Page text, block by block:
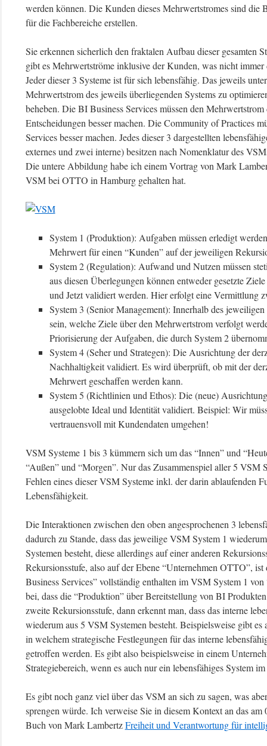
werden können. Die Kunden dieses Mehrwertstromes sind die
für die Fachbereiche erstellen.
Sie erkennen sicherlich den fraktalen Aufbau dieser gesamten
gibt es Mehrwertströme inklusive der Kunden, was nicht
Jeder dieser 3 Systeme ist für sich lebensfähig. Das jeweils
Mehrwertstrom des jeweils überliegenden Systems zu
beheben. Die BI Business Services müssen den
Entscheidungen besser machen. Die Community of Practices
Services besser machen. Jedes dieser 3 dargestellten
externes und zwei interne) besitzen nach Nomenklatur des
Die untere Abbildung habe ich einem Vortrag von Mark
VSM bei OTTO in Hamburg gehalten hat.
System 1 (Produktion): Aufgaben müssen erledigt
Mehrwert für einen “Kunden” auf der jeweiligen
System 2 (Regulation): Aufwand und Nutzen müssen
aus diesen Überlegungen können entweder gesetzte
und Jetzt validiert werden. Hier erfolgt eine Vermittlung
System 3 (Senior Management): Innerhalb des
sein, welche Ziele über den Mehrwertstrom verfolgt
Priorisierung der Aufgaben, die durch System 2
System 4 (Seher und Strategen): Die Ausrichtung der
Nachhaltigkeit validiert. Es wird überprüft, ob mit der
Mehrwert geschaffen werden kann.
System 5 (Richtlinien und Ethos): Die (neue)
ausgelobte Ideal und Identität validiert. Beispiel: Wir
vertrauensvoll mit Kundendaten umgehen!
VSM Systeme 1 bis 3 kümmern sich um das “Innen” und
“Außen” und “Morgen”. Nur das Zusammenspiel aller 5 VSM
Fehlen eines dieser VSM Systeme inkl. der darin ablaufenden
Lebensfähigkeit.
Die Interaktionen zwischen den oben angesprochenen 3
dadurch zu Stande, dass das jeweilige VSM System 1
Systemen besteht, diese allerdings auf einer anderen
Rekursionsstufe, also auf der Ebene “Unternehmen OTTO”,
Business Services” vollständig enthalten im VSM System 1
bei, dass die “Produktion” über Bereitstellung von BI
zweite Rekursionsstufe, dann erkennt man, dass das interne
wiederum aus 5 VSM Systemen besteht. Beispielsweise gibt
in welchem strategische Festlegungen für das interne
getroffen werden. Es gibt also beispielsweise in einem
Strategiebereich, wenn es auch nur ein lebensfähiges System
Es gibt noch ganz viel über das VSM an sich zu sagen, was
sprengen würde. Ich verweise Sie in diesem Kontext an das
Buch von Mark LambertzFreiheit und Verantwortung für